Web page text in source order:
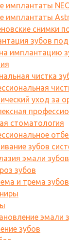
имплантаты
имплантаты
снимки
зубов
имплантацию
чистка
уход за
стоматология
зубов
эмали зубов
зубов
и трема зубов
эмали
зубов